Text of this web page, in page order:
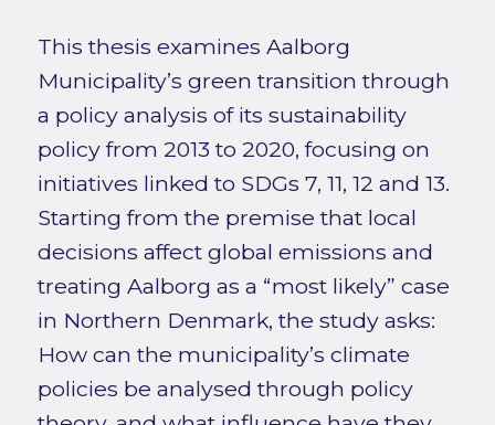
This thesis examines Aalborg
Municipality’s green transition through
a policy analysis of its sustainability
policy from 2013 to 2020, focusing on
initiatives linked to SDGs 7, 11, 12 and 13.
Starting from the premise that local
decisions affect global emissions and
treating Aalborg as a “most likely” case
in Northern Denmark, the study asks:
How can the municipality’s climate
policies be analysed through policy